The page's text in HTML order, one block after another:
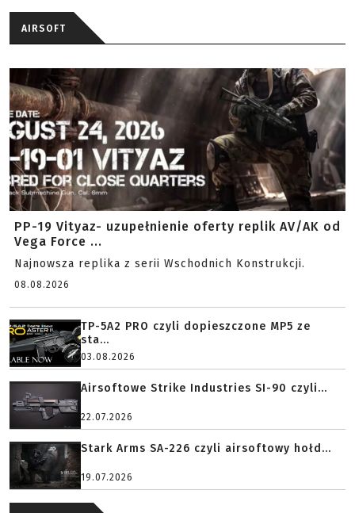
AIRSOFT
PP-19 Vityaz- uzupełnienie oferty replik AV/AK od
Vega Force ...
Najnowsza replika z serii Wschodnich Konstrukcji.
08.08.2026
TP-5A2 PRO czyli dopieszczone MP5 ze
sta...
03.08.2026
Airsoftowe Strike Industries SI-90 czyli...
22.07.2026
Stark Arms SA-226 czyli airsoftowy hołd...
19.07.2026